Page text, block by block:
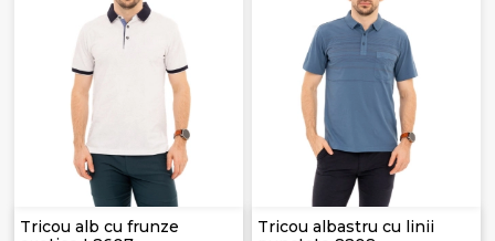
Tricou alb cu frunze
Tricou albastru cu linii